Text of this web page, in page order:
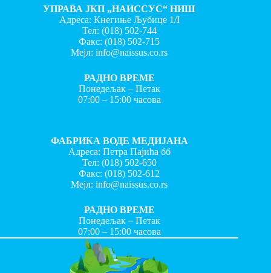
УПРАВА ЈКП „НАИССУС“ НИШ
Адреса: Кнегиње Љубице 1/I
Тел: (018) 502-744
Факс:(018) 502-715
Мејл:info@naissus.co.rs
РАДНО ВРЕМЕ
Понедељак – Петак
07:00 – 15:00 часова
ФАБРИКА ВОДЕ МЕДИЈАНА
Адреса: Петра Пајића бб
Тел: (018) 502-650
Факс:(018) 502-612
Мејл:info@naissus.co.rs
РАДНО ВРЕМЕ
Понедељак – Петак
07:00 – 15:00 часова